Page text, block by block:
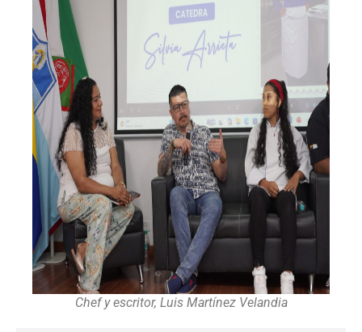
Chef y escritor, Luis Martínez Velandia